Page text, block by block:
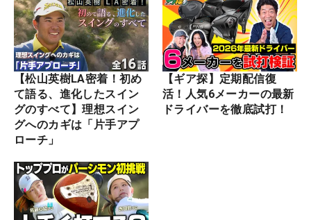
【松山英樹LA密着！初め
て語る、進化したスイン
グのすべて】理想スイン
グへのカギは「片手アプ
ローチ」
【ギア探】定期配信復
活！人気6メーカーの最新
ドライバーを徹底試打！